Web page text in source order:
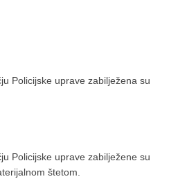
Policijske uprave zabilježena su
Policijske uprave zabilježene su
štetom.